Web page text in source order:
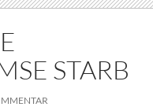
STARB